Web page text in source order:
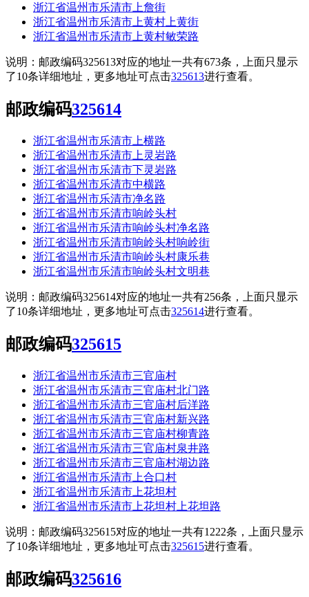
浙江省温州市乐清市上詹街
浙江省温州市乐清市上黄村上黄街
浙江省温州市乐清市上黄村敏荣路
说明：邮政编码325613对应的地址一共有673条，上面只显示
了10条详细地址，更多地址可点击325613进行查看。
邮政编码325614
浙江省温州市乐清市上横路
浙江省温州市乐清市上灵岩路
浙江省温州市乐清市下灵岩路
浙江省温州市乐清市中横路
浙江省温州市乐清市净名路
浙江省温州市乐清市响岭头村
浙江省温州市乐清市响岭头村净名路
浙江省温州市乐清市响岭头村响岭街
浙江省温州市乐清市响岭头村康乐巷
浙江省温州市乐清市响岭头村文明巷
说明：邮政编码325614对应的地址一共有256条，上面只显示
了10条详细地址，更多地址可点击325614进行查看。
邮政编码325615
浙江省温州市乐清市三官庙村
浙江省温州市乐清市三官庙村北门路
浙江省温州市乐清市三官庙村后洋路
浙江省温州市乐清市三官庙村新兴路
浙江省温州市乐清市三官庙村柳青路
浙江省温州市乐清市三官庙村泉井路
浙江省温州市乐清市三官庙村湖边路
浙江省温州市乐清市上合口村
浙江省温州市乐清市上花坦村
浙江省温州市乐清市上花坦村上花坦路
说明：邮政编码325615对应的地址一共有1222条，上面只显示
了10条详细地址，更多地址可点击325615进行查看。
邮政编码325616